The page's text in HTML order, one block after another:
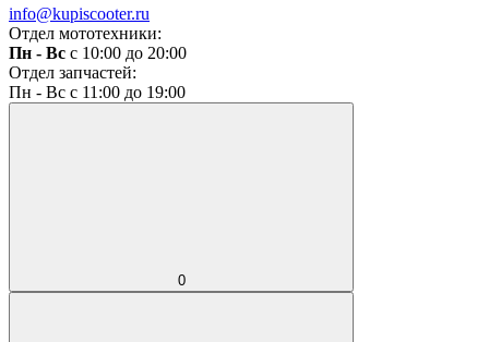
info@kupiscooter.ru
Отдел мототехники:
Пн - Вс с 10:00 до 20:00
Отдел запчастей:
Пн - Вс с 11:00 до 19:00
0